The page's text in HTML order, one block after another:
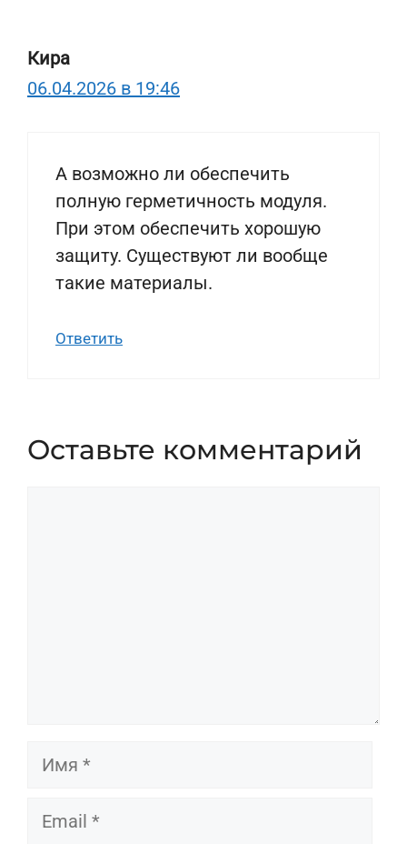
Кира
06.04.2026 в 19:46
А возможно ли обеспечить
полную герметичность модуля.
При этом обеспечить хорошую
защиту. Существуют ли вообще
такие материалы.
Ответить
Оставьте комментарий
Имя
Email